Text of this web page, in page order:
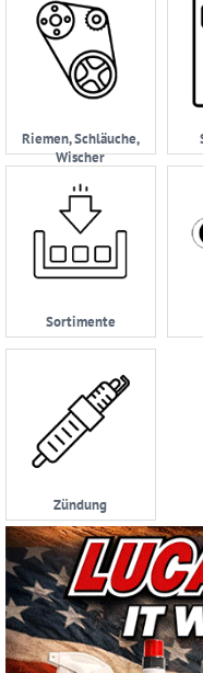
Riemen, Schläuche,
Wischer
Sortimente
Zündung